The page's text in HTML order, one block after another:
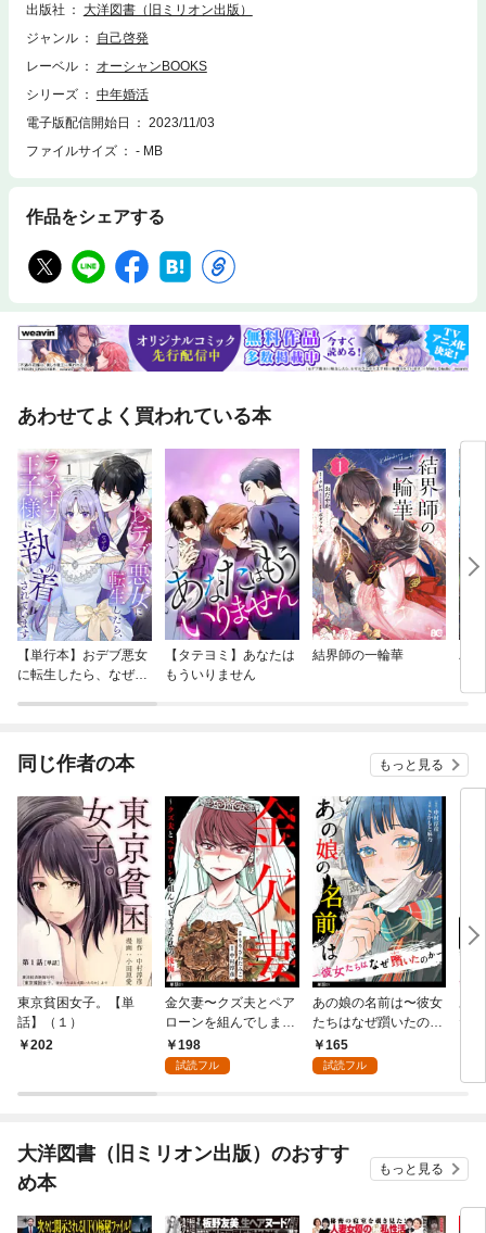
のです。【「はじめに」より】生涯未婚男性の死亡年齢の中央値は67.2
歳。男性の平均年齢81歳と比べると、未婚男性は飛びぬけて死ぬのが早い
家族や人間関係、経済的に恵まれた、孤独とは縁遠い人たちです。未婚の
単身暮らしで、孤独を抱えながら生きる未婚男性は長寿とは無縁なので
す。67歳で死ぬのは早すぎます。本書は中年男性の婚活指南本であると同
時に、死なないために、ラストチャンスに婚活にチャレンジしてみません
か？というメッセージも込めています。婚活は自分のスペックをすべて市
活を短期で成功させた、ということで本書の執筆依頼がきたという流れに
なります。アラフィフ男性の婚活がおそろしく厳しいのは現実です。筆者
が厳しい中年婚活で、座右の銘としたのは「ありのままの自分で戦わな
い」ことです。なんの努力や改善、投資なしに理想の女性が現れて、あり
のままの自分が受け入れられて成婚という奇跡は、万が一にもないという
は価値がないことを自覚して若い女性を狙うのを諦める01 結婚は等価交
換02 年齢差＝年収×１００万分の１の法則03 いままで結婚できなかっ
たのは自己責任！04 「自分はキモイかも」という自覚を持つ05 プライ
を放棄する06 45歳のキャリアウーマンを狙う07 子どもを諦めて、家
を出る08 親の幸せより、自分の人生のほうが大切09 「結婚したくない
女性」は誰ですか？第三章「ありのままの自分」で戦わないあらゆるマイ
ナスを改善して「選ばれる自分」になる10 絶対条件の「清潔感」をつく
る！11 失敗しない婚活ファッションは「全身ユニクロ」12 趣味を控え
て、余計な物を食べない13 複数のマッチングアプリをフル活用する！14
最大公約数のプロフィール写真を撮る15 プロフィール文は明るく＋ポ
ジティブ＋清潔感16 事実をすべてオープンにするのはＮＧ17 深く考え
ず「いいね！」を押しまくる18 自分のアピールをせず、女性の話に共感
する第四章婚活傾聴お見合いで女性の心を掴むコミュニケーション術19
婚活は「聞く」が９割20 女性に余計なことを言わない21 女性が語りた
くなる環境を整える22 共感＋相手に興味を持つ＋否定しない23 お見合
いの前に、女性のことを考える24 同じものを注文する。目線を合わせる
25 雑談をやめて、すぐに本題に入ろう26 お見合いは60分、長くても9
0分で終わらせる第五章「この人と結婚する」というクロージング27 ２
回目のデートで「好意」を自然に伝える28 スキンシップにはまだ早い！
戻れない/処女のピンサロ嬢
出版社
大洋図書（旧ミリオン出版）
ジャンル
自己啓発
レーベル
オーシャンBOOKS
シリーズ
中年婚活
電子版配信開始日
2023/11/03
ファイルサイズ
- MB
作品をシェアする
あわせてよく買われている本
【単行本】おデブ悪女
に転生したら、なぜか
【タテヨミ】あなたは
もういりません
結界師の一輪華
バ
今
同じ作者の本 もっと見る
東京貧困女子。【単
話】（１）
202
金欠妻〜クズ夫とペア
ローンを組んでしまっ
た私の後悔〜【単話】
（１）
198
試読フル
あの娘の名前は〜彼女
たちはなぜ躓いたの
か〜【単話】（１）
165
試読フル
あ
た
大洋図書（旧ミリオン出版）のおすす
め本
もっと見る